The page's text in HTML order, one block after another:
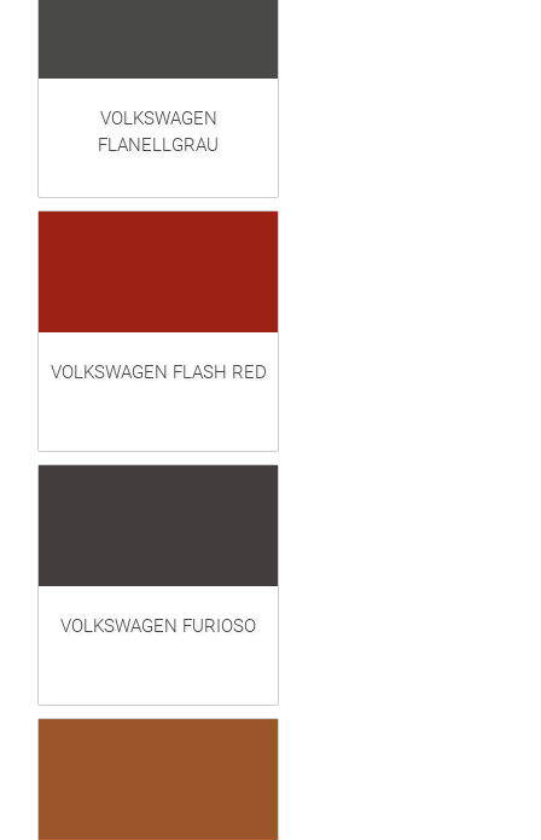
VOLKSWAGEN
FLANELLGRAU
VOLKSWAGEN FLASH RED
VOLKSWAGEN FURIOSO